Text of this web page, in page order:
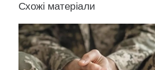
Схожі матеріали